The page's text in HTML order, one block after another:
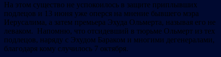
На этом существо не успокоилось в защите приплывших
подлецов и 13 июня уже оперся на мнение бывшего мэра
Иерусалима, а затем премьера Эхуда Ольмерта, называя его не
леваком. Напомню, что отсидевший в тюрьме Ольмерт из тех
подлецов, наряду с Эхудом Бараком и многими дегенералами,
благодаря кому случилось 7 октября.